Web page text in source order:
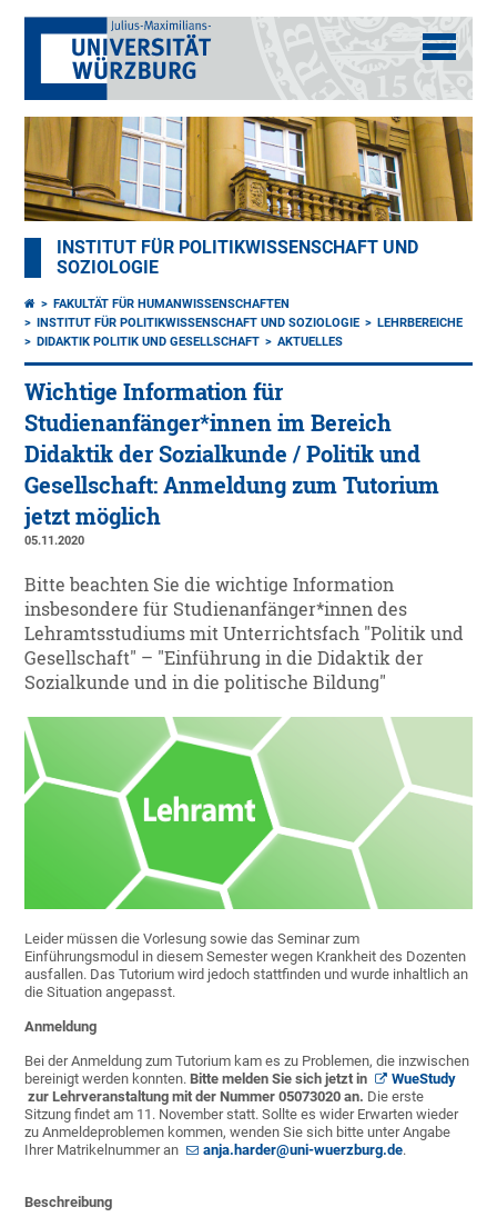
INSTITUT FÜR POLITIKWISSENSCHAFT UND
SOZIOLOGIE
FAKULTÄT FÜR HUMANWISSENSCHAFTEN
INSTITUT FÜR POLITIKWISSENSCHAFT UND SOZIOLOGIE
LEHRBEREICHE
DIDAKTIK POLITIK UND GESELLSCHAFT
AKTUELLES
Wichtige Information für
Studienanfänger*innen im Bereich
Didaktik der Sozialkunde / Politik und
Gesellschaft: Anmeldung zum Tutorium
jetzt möglich
05.11.2020
Bitte beachten Sie die wichtige Information
insbesondere für Studienanfänger*innen des
Lehramtsstudiums mit Unterrichtsfach "Politik und
Gesellschaft" – "Einführung in die Didaktik der
Sozialkunde und in die politische Bildung"
Leider müssen die Vorlesung sowie das Seminar zum
Einführungsmodul in diesem Semester wegen Krankheit des Dozenten
ausfallen. Das Tutorium wird jedoch stattfinden und wurde inhaltlich an
die Situation angepasst.
Anmeldung
Bei der Anmeldung zum Tutorium kam es zu Problemen, die inzwischen
bereinigt werden konnten.Bitte melden Sie sich jetzt in
WueStudy
zur Lehrveranstaltung mit der Nummer 05073020 an. Die erste
Sitzung findet am 11. November statt. Sollte es wider Erwarten wieder
zu Anmeldeproblemen kommen, wenden Sie sich bitte unter Angabe
Ihrer Matrikelnummer an
anja.harder@uni-wuerzburg.de.
Beschreibung